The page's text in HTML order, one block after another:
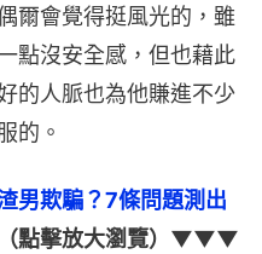
爾會覺得挺風光的，雖
點沒安全感，但也藉此
的人脈也為他賺進不少
的。
男欺騙？7條問題測出
（點擊放大瀏覽）▼▼▼